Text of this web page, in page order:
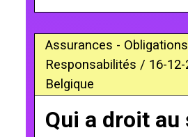
Assurances -
Responsabilités / 16-
Belgique
Qui a droit